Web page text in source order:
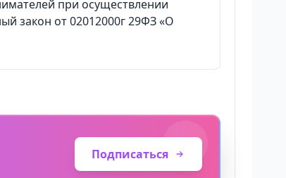
при осуществлении
закон от 02012000г 29ФЗ «О
Подписаться